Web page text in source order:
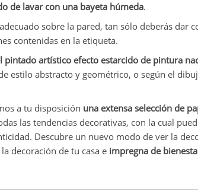
de lavar con una bayeta húmeda.
sobre la pared, tan sólo deberás dar
contenidas en la etiqueta.
pintado artístico efecto estarcido de pintura
estilo abstracto y geométrico, o según el
a tu disposición una extensa selección de
las tendencias decorativas, con la cual
Descubre un nuevo modo de ver la
decoración de tu casa e impregna de